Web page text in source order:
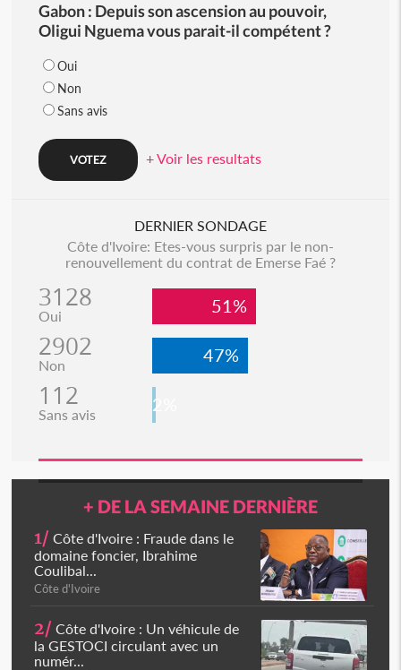
Gabon : Depuis son ascension au pouvoir,
Oligui Nguema vous parait-il compétent ?
Oui
Non
Sans avis
+ Voir les resultats
DERNIER SONDAGE
Côte d'Ivoire: Etes-vous surpris par le non-
renouvellement du contrat de Emerse Faé ?
3128
Oui 51%
2902
Non 47%
112
Sans avis 2%
+ DE LA SEMAINE DERNIÈRE
1/ Côte d'Ivoire : Fraude dans le
domaine foncier, Ibrahime
Coulibal...
Côte d'Ivoire
2/ Côte d'Ivoire : Un véhicule de
la GESTOCI circulant avec un
numér...